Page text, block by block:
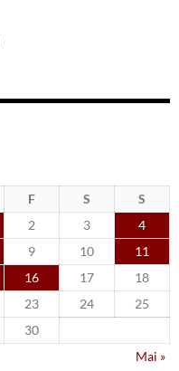
F S
S
2 3
4
9 10
11
16 17
18
23 24
25
30
Mai »